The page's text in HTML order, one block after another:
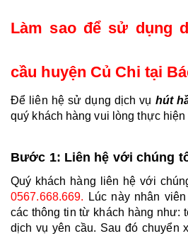
Làm sao để sử dụng
cầu huyện Củ Chi tại
Để liên hệ sử dụng dịch vụ hút
quý khách hàng vui lòng thực
Bước 1: Liên hệ với chúng
0567.668.669. Lúc này nhân
các thông tin từ khách hàng như:
dịch vụ yên cầu. Sau đó chuyển